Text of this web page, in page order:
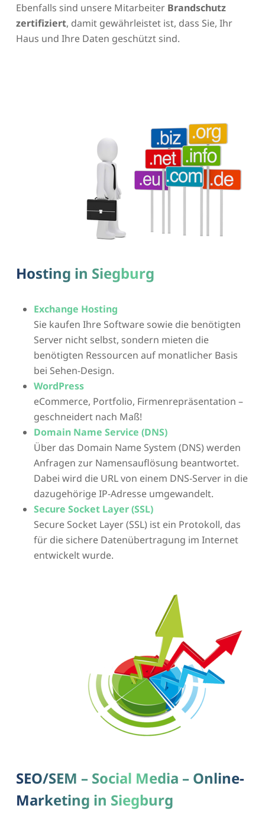
Ebenfalls sind unsere Mitarbeiter Brandschutz
zertifiziert, damit gewährleistet ist, dass Sie, Ihr
Haus und Ihre Daten geschützt sind.
Hosting in Siegburg
Exchange Hosting
Sie kaufen Ihre Software sowie die benötigten
Server nicht selbst, sondern mieten die
benötigten Ressourcen auf monatlicher Basis
bei Sehen-Design.
WordPress
eCommerce, Portfolio, Firmenrepräsentation –
geschneidert nach Maß!
Domain Name Service (DNS)
Über das Domain Name System (DNS) werden
Anfragen zur Namensauflösung beantwortet.
Dabei wird die URL von einem DNS-Server in die
dazugehörige IP-Adresse umgewandelt.
Secure Socket Layer (SSL)
Secure Socket Layer (SSL) ist ein Protokoll, das
für die sichere Datenübertragung im Internet
entwickelt wurde.
SEO/SEM – Social Media – Online-
Marketing in Siegburg